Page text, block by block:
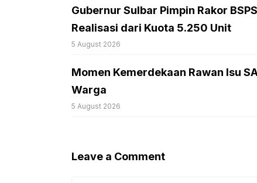
Gubernur Sulbar Pimpin Rakor
Realisasi dari Kuota 5.250 Unit
5 August 2026
Momen Kemerdekaan Rawan Isu
Warga
5 August 2026
Leave a Comment